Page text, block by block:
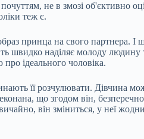
не в змозі об'єктивно
теж є.
принца на свого партнера. І
швидко наділяє молоду
ідеального чоловіка.
її розчулювати. Дівчина
що згодом він,
він зміниться, у неї